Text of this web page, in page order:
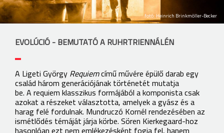
fotó: Heinrich Brinkmöller-Becker
EVOLÚCIÓ - BEMUTATÓ A RUHRTRIENNÁLÉN
A Ligeti György Requiemcímű művére épülő darab egy
család három generációjának történetét mutatja
be. A requiem klasszikus formájából a komponista csak
azokat a részeket választotta, amelyek a gyász és a
harag felé fordulnak. Mundruczó Kornél rendezésében az
ismétlődés témáját járja körbe. Sören Kierkegaard-hoz